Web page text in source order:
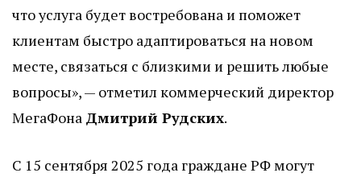
что услуга будет востребована и поможет
клиентам быстро адаптироваться на новом
месте, связаться с близкими и решить любые
вопросы», — отметил коммерческий директор
МегаФона Дмитрий Рудских.
С 15 сентября 2025 года граждане РФ могут